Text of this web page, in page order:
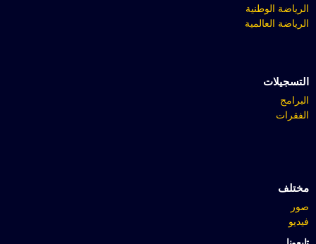
الرياضة الوطنية
الرياضة العالمية
التسجيلات
البرامج
الفقرات
مختلف
صور
فيديو